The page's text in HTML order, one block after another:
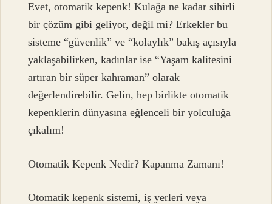
Evet, otomatik kepenk! Kulağa ne kadar sihirli
bir çözüm gibi geliyor, değil mi? Erkekler bu
sisteme “güvenlik” ve “kolaylık” bakış açısıyla
yaklaşabilirken, kadınlar ise “Yaşam kalitesini
artıran bir süper kahraman” olarak
değerlendirebilir. Gelin, hep birlikte otomatik
kepenklerin dünyasına eğlenceli bir yolculuğa
çıkalım!
Otomatik Kepenk Nedir? Kapanma Zamanı!
Otomatik kepenk sistemi, iş yerleri veya